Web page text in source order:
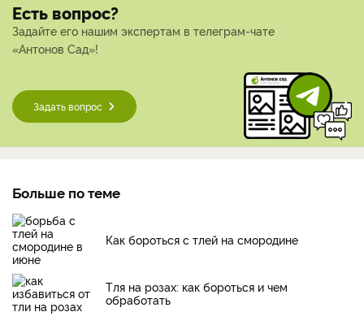
Есть вопрос?
Задайте его нашим экспертам в телеграм-чате
«Антонов Сад»!
Задать вопрос
Больше по теме
Как бороться с тлей на смородине
Тля на розах: как бороться и чем
обработать